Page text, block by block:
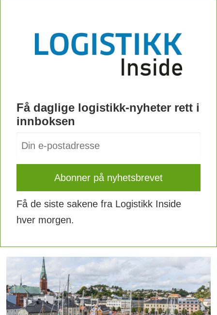
Få daglige logistikk-nyheter rett i
innboksen
Få de siste sakene fra Logistikk Inside
hver morgen.